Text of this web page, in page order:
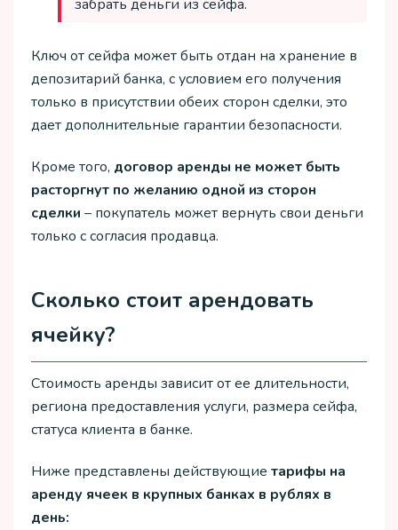
забрать деньги из сейфа.
Ключ от сейфа может быть отдан на хранение в
депозитарий банка, с условием его получения
только в присутствии обеих сторон сделки, это
дает дополнительные гарантии безопасности.
Кроме того, договор аренды не может быть
расторгнут по желанию одной из сторон
сделки – покупатель может вернуть свои деньги
только с согласия продавца.
Сколько стоит арендовать
ячейку?
Стоимость аренды зависит от ее длительности,
региона предоставления услуги, размера сейфа,
статуса клиента в банке.
Ниже представлены действующие тарифы на
аренду ячеек в крупных банках в рублях в
день: